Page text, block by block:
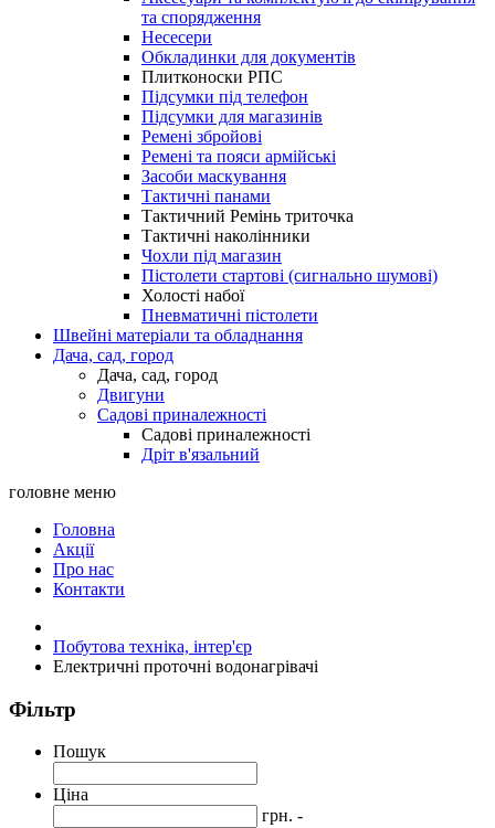
та спорядження
Несесери
Обкладинки для документів
Плитконоски РПС
Підсумки під телефон
Підсумки для магазинів
Ремені збройові
Ремені та пояси армійські
Засоби маскування
Тактичні панами
Тактичний Ремінь триточка
Тактичні наколінники
Чохли під магазин
Пістолети стартові (сигнально шумові)
Холості набої
Пневматичні пістолети
Швейні матеріали та обладнання
Дача, сад, город
Дача, сад, город
Двигуни
Садові приналежності
Садові приналежності
Дріт в'язальний
головне меню
Головна
Акції
Про нас
Контакти
Побутова техніка, інтер'єр
Електричні проточні водонагрівачі
Фільтр
Пошук
Ціна
грн. -